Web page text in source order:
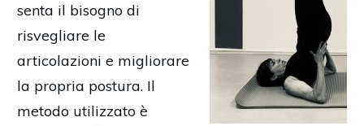
senta il bisogno di
risvegliare le
articolazioni e migliorare
la propria postura. Il
metodo utilizzato è